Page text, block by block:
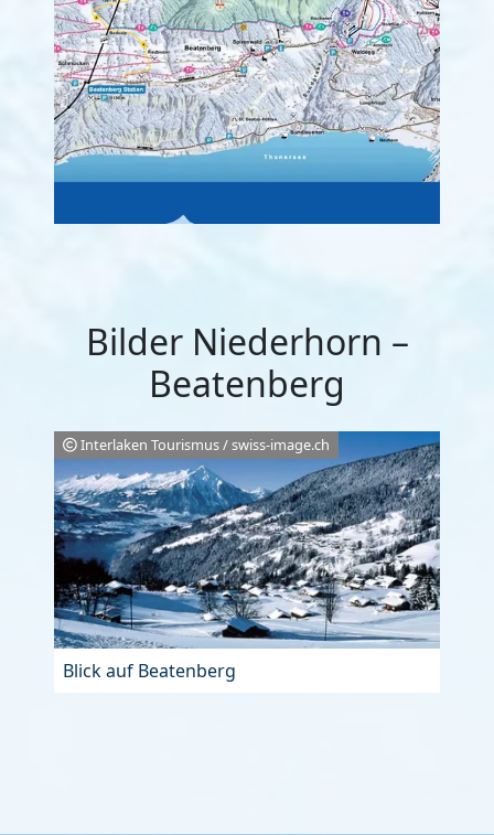
Bilder Niederhorn –
Beatenberg
Interlaken Tourismus / swiss-image.ch
Blick auf Beatenberg